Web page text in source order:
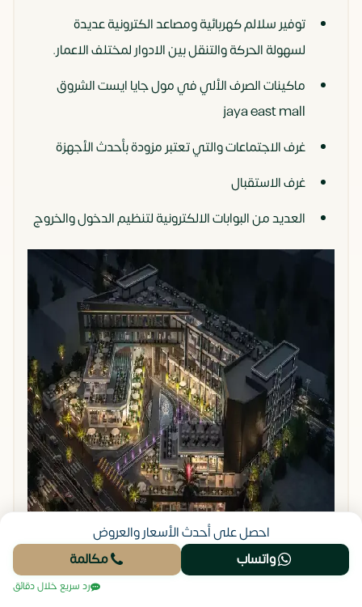
توفير سلالم كهربائية ومصاعد الكترونية عديدة
لسهولة الحركة والتنقل بين الادوار لمختلف الاعمار.
ماكينات الصرف الألي في مول جايا ايست الشروق
jaya east mall
غرف الاجتماعات والتي تعتبر مزودة بأحدث الأجهزة
غرف الاستقبال
العديد من البوابات الالكترونية لتنظيم الدخول والخروج
احصل على أحدث الأسعار والعروض
واتساب
مكالمة
رد سريع خلال دقائق